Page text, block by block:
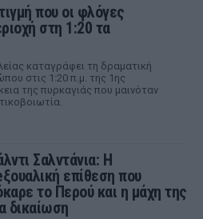
που οι φλόγες
στη 1:20 τα
καταγράφει τη δραματική
στις 1:20 π.μ. της 1ης
της πυρκαγιάς που μαινόταν
Σαλντάνια: Η
επίθεση που
το Περού και η μάχη της
δικαίωση